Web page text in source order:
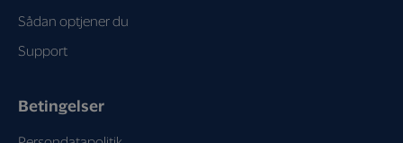
Sådan optjener du
Support
Betingelser